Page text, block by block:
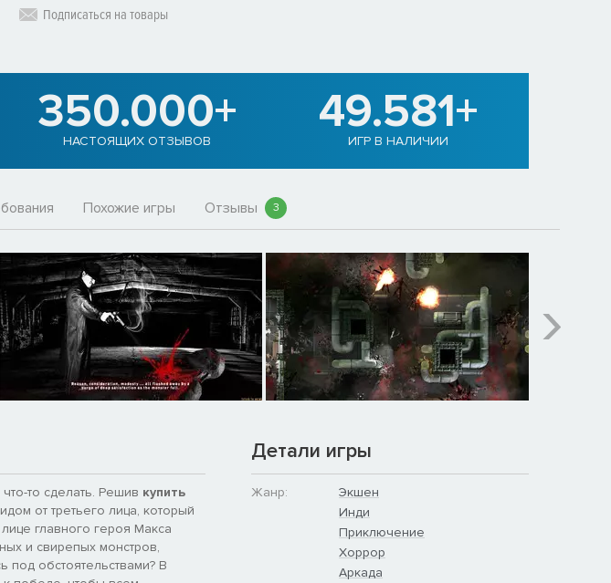
Подписаться на товары
350.000+
НАСТОЯЩИХ ОТЗЫВОВ
49.581+
ИГР В НАЛИЧИИ
Похожие игры Отзывы 3
то сделать. Решив купить
от третьего лица, который
главного героя Макса
и свирепых монстров,
под обстоятельствами? В
Детали игры
Жанр:
Экшен
Инди
Приключение
Хоррор
Аркада